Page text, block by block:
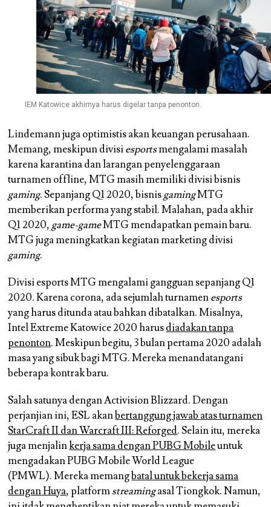
IEM Katowice akhirnya harus digelar tanpa penonton.
Lindemann juga optimistis akan keuangan perusahaan.
Memang, meskipun divisiesportsmengalami masalah
karena karantina dan larangan penyelenggaraan
turnamen offline, MTG masih memiliki divisi bisnis
gaming. Sepanjang Q1 2020, bisnisgamingMTG
memberikan performa yang stabil. Malahan, pada akhir
Q1 2020,game-gameMTG mendapatkan pemain baru.
MTG juga meningkatkan kegiatan marketing divisi
gaming.
Divisi esports MTG mengalami gangguan sepanjang Q1
2020. Karena corona, ada sejumlah turnamenesports
yang harus ditunda atau bahkan dibatalkan. Misalnya,
Intel Extreme Katowice 2020harusdiadakan tanpa
penonton. Meskipun begitu, 3 bulan pertama 2020 adalah
masa yang sibuk bagi MTG. Mereka menandatangani
beberapa kontrak baru.
Salah satunya dengan Activision Blizzard. Dengan
perjanjian ini, ESL akanbertanggung jawab atas turnamen
StarCraft II dan Warcraft III: Reforged. Selain itu, mereka
juga menjalinkerja sama dengan PUBG Mobileuntuk
mengadakanPUBG Mobile World League
(PMWL). Mereka memangbatal untuk bekerja sama
dengan Huya, platformstreamingasal Tiongkok. Namun,